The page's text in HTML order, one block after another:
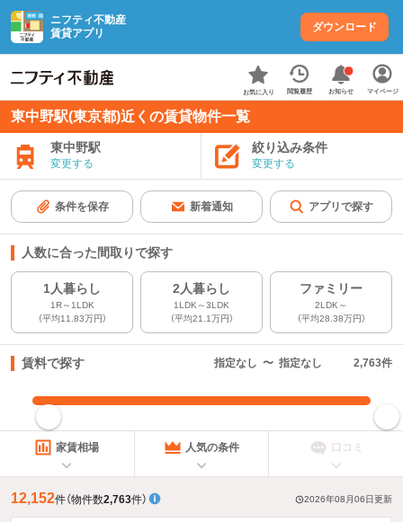
ニフティ不動産
賃貸アプリ
ダウンロード
お気に入り 閲覧履歴 お知らせ マイページ
東中野駅(東京都)近くの賃貸物件一覧
東中野駅
変更する
絞り込み条件
変更する
条件を保存 新着通知 アプリで探す
人数に合った間取りで探す
1人暮らし
1R～1LDK
（平均11.83万円）
2人暮らし
1LDK～3LDK
（平均21.1万円）
ファミリー
2LDK～
（平均28.38万円）
賃料で探す 指定なし 〜 指定なし 2,763件
指定した賃料で絞り込む
家賃相場 人気の条件 口コミ
12,152件（物件数2,763件） 2026年08月06日更新